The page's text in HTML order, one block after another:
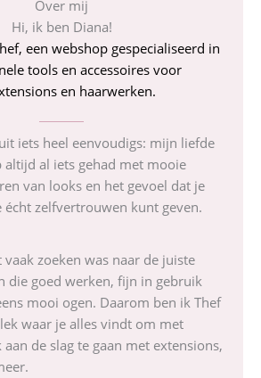
Over mij
Hi, ik ben Diana!
een webshop gespecialiseerd in
tools en accessoires voor
en haarwerken.
iets heel eenvoudigs: mijn liefde
altijd al iets gehad met mooie
van looks en het gevoel dat je
écht zelfvertrouwen kunt geven.
zoeken was naar de juiste
die goed werken, fijn in gebruik
mooi ogen. Daarom ben ik Thef
waar je alles vindt om met
de slag te gaan met extensions,